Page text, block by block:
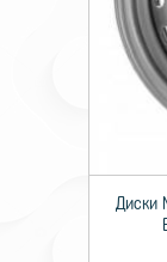
Диски